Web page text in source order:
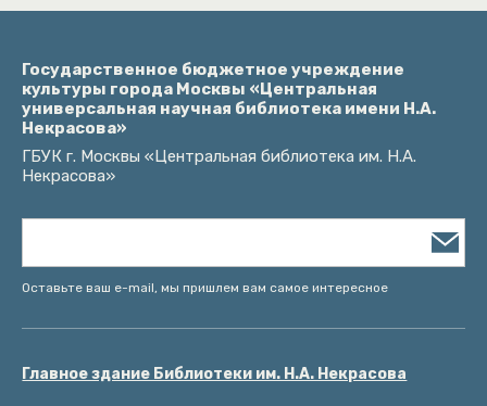
Государственное бюджетное учреждение
культуры города Москвы «Центральная
универсальная научная библиотека имени Н.А.
Некрасова»
ГБУК г. Москвы «Центральная библиотека им. Н.А.
Некрасова»
Оставьте ваш e-mail, мы пришлем вам самое интересное
Главное здание Библиотеки им. Н.А. Некрасова